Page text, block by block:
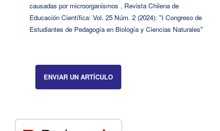
causadas por microorganismos , Revista Chilena de
Educación Científica: Vol. 25 Núm. 2 (2024): "I Congreso de
Estudiantes de Pedagogía en Biología y Ciencias Naturales"
ENVIAR UN ARTÍCULO